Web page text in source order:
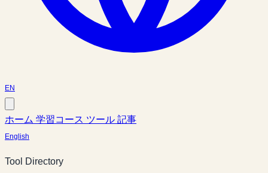
EN
ホーム 学習コース ツール 記事
English
Tool Directory